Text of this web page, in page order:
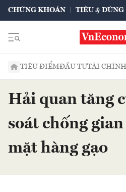
CHỨNG KHOÁN TIÊU & DÙNG
TIÊU ĐIỂMĐẦU TƯTÀI CHÍNH
Hải quan tăng
soát chống
mặt hàng gạo